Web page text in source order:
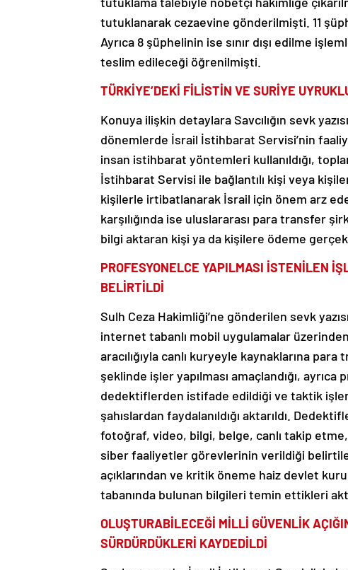
tutuklanarak cezaevine gönderilmişti. 11
Ayrıca 8 şüphelinin ise sınır dışı edilme
teslim edileceği öğrenilmişti.
TÜRKİYE’DEKİ FİLİSTİN VE SURİYE
Konuya ilişkin detaylara Savcılığın sevk
dönemlerde İsrail İstihbarat Servisi’nin
insan istihbarat yöntemleri kullanıldığı,
İstihbarat Servisi ile bağlantılı kişi veya
kişilerle irtibatlanarak İsrail için önem arz
karşılığında ise uluslararası para transfer
bilgi aktaran kişi ya da kişilere ödeme
PROFESYONELCE YAPILMASI İSTENİLEN
BELİRTİLDİ
Sulh Ceza Hakimliği’ne gönderilen sevk
internet tabanlı mobil uygulamalar
aracılığıyla canlı kuryeyle kaynaklarına
şeklinde işler yapılması amaçlandığı,
dedektiflerden istifade edildiği ve taktik
şahıslardan faydalanıldığı aktarıldı.
fotoğraf, video, bilgi, belge, canlı takip
siber faaliyetler görevlerinin verildiği
açıklarından ve kritik öneme haiz devlet
tabanında bulunan bilgileri temin ettikleri
OLUŞTURABİLECEĞİ MİLLİ GÜVENLİK
SÜRDÜRDÜKLERİ KAYDEDİLDİ